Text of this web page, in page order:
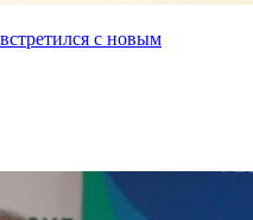
с новым